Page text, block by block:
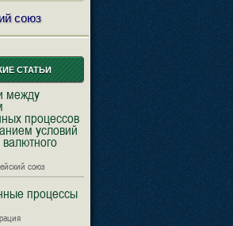
союз
СТАТЬИ
между
процессов
условий
союз
процессы